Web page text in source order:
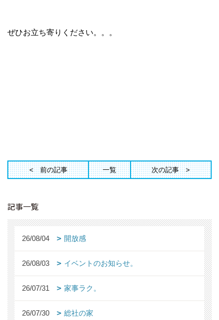
ぜひお立ち寄りください。。。
前の記事 一覧 次の記事
記事一覧
26/08/04 開放感
26/08/03 イベントのお知らせ。
26/07/31 家事ラク。
26/07/30 総社の家